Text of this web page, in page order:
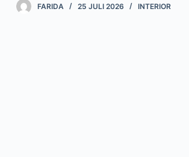
FARIDA 25 JULI 2026 INTERIOR